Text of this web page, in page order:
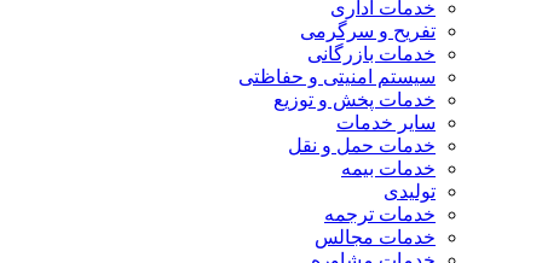
خدمات اداری
تفریح و سرگرمی
خدمات بازرگانی
سیستم امنیتی و حفاظتی
خدمات پخش و توزیع
سایر خدمات
خدمات حمل و نقل
خدمات بیمه
تولیدی
خدمات ترجمه
خدمات مجالس